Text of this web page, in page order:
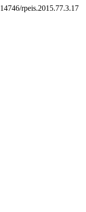
rpeis.2015.77.3.17